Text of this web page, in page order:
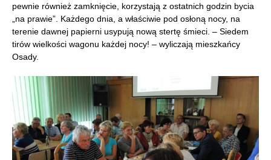
pewnie również zamknięcie, korzystają z ostatnich godzin bycia
„na prawie”. Każdego dnia, a właściwie pod osłoną nocy, na
terenie dawnej papierni usypują nową stertę śmieci. – Siedem
tirów wielkości wagonu każdej nocy! – wyliczają mieszkańcy
Osady.